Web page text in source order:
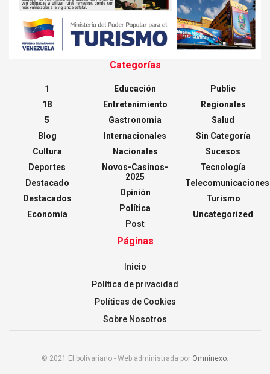
Categorías
1
18
5
Blog
Cultura
Deportes
Destacado
Destacados
Economía
Educación
Entretenimiento
Gastronomia
Internacionales
Nacionales
Novos-Casinos-
2025
Opinión
Política
Post
Public
Regionales
Salud
Sin Categoría
Sucesos
Tecnología
Telecomunicaciones
Turismo
Uncategorized
Páginas
Inicio
Política de privacidad
Políticas de Cookies
Sobre Nosotros
© 2021 El bolivariano - Web administrada por Omninexo